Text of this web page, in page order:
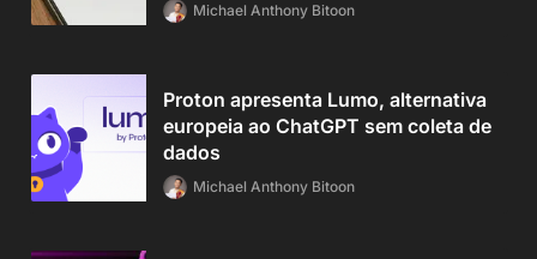
Michael Anthony Bitoon
Proton apresenta Lumo, alternativa
europeia ao ChatGPT sem coleta de
dados
Michael Anthony Bitoon